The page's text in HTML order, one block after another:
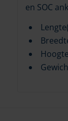
en SOC